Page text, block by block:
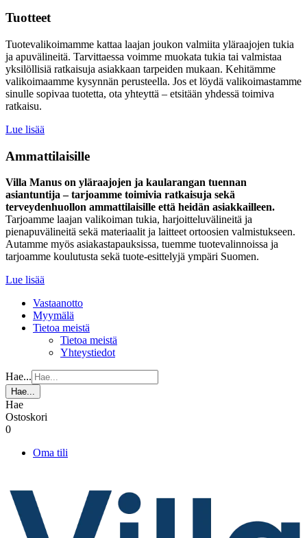
Tuotteet
Tuotevalikoimamme kattaa laajan joukon valmiita yläraajojen tukia
ja apuvälineitä. Tarvittaessa voimme muokata tukia tai valmistaa
yksilöllisiä ratkaisuja asiakkaan tarpeiden mukaan. Kehitämme
valikoimaamme kysynnän perusteella. Jos et löydä valikoimastamme
sinulle sopivaa tuotetta, ota yhteyttä – etsitään yhdessä toimiva
ratkaisu.
Lue lisää
Ammattilaisille
Villa Manus on yläraajojen ja kaularangan tuennan
asiantuntija – tarjoamme toimivia ratkaisuja sekä
terveydenhuollon ammattilaisille että heidän asiakkailleen.
Tarjoamme laajan valikoiman tukia, harjoitteluvälineitä ja
pienapuvälineitä sekä materiaalit ja laitteet ortoosien valmistukseen.
Autamme myös asiakastapauksissa, tuemme tuotevalinnoissa ja
tarjoamme koulutusta sekä tuote-esittelyjä ympäri Suomen.
Lue lisää
Vastaanotto
Myymälä
Tietoa meistä
Tietoa meistä
Yhteystiedot
Hae...
Hae...
Hae
Ostoskori
0
Oma tili